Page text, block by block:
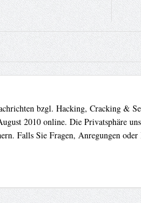
bzgl. Hacking, Cracking &
2010 online. Die Privatsphäre
Falls Sie Fragen, Anregungen